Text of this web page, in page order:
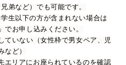
弟など）でも可能です。
生以下の方が含まれない場合は
でお申し込みください。
いない（女性枠で男女ペア、児
など）
エリアにお座られているのを確認